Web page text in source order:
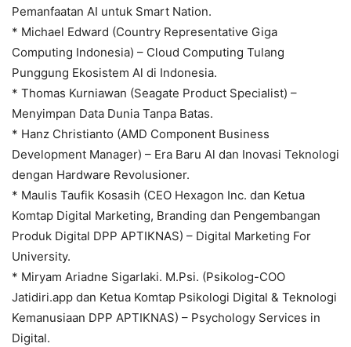
Pemanfaatan AI untuk Smart Nation.
* Michael Edward (Country Representative Giga
Computing Indonesia) – Cloud Computing Tulang
Punggung Ekosistem Al di Indonesia.
* Thomas Kurniawan (Seagate Product Specialist) –
Menyimpan Data Dunia Tanpa Batas.
* Hanz Christianto (AMD Component Business
Development Manager) – Era Baru Al dan Inovasi Teknologi
dengan Hardware Revolusioner.
* Maulis Taufik Kosasih (CEO Hexagon Inc. dan Ketua
Komtap Digital Marketing, Branding dan Pengembangan
Produk Digital DPP APTIKNAS) – Digital Marketing For
University.
* Miryam Ariadne Sigarlaki. M.Psi. (Psikolog-COO
Jatidiri.app dan Ketua Komtap Psikologi Digital & Teknologi
Kemanusiaan DPP APTIKNAS) – Psychology Services in
Digital.